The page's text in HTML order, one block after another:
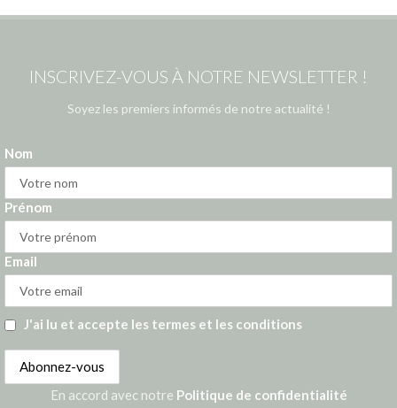
INSCRIVEZ-VOUS À NOTRE NEWSLETTER !
Soyez les premiers informés de notre actualité !
Nom
Prénom
Email
J'ai lu et accepte les termes et les conditions
En accord avec notre Politique de confidentialité